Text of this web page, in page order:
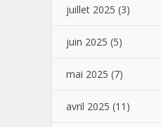
juillet 2025 (3)
juin 2025 (5)
mai 2025 (7)
avril 2025 (11)